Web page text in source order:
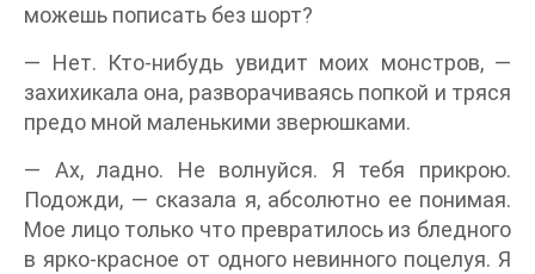
можешь пописать без шорт?
— Нет. Кто-нибудь увидит моих монстров, —
захихикала она, разворачиваясь попкой и тряся
предо мной маленькими зверюшками.
— Ах, ладно. Не волнуйся. Я тебя прикрою.
Подожди, — сказала я, абсолютно ее понимая.
Мое лицо только что превратилось из бледного
в ярко-красное от одного невинного поцелуя. Я